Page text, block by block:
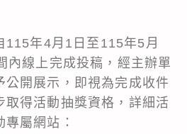
115年4月1日至115年5月
內線上完成投稿，經主辦單
公開展示，即視為完成收件
取得活動抽獎資格，詳細活
屬網站：